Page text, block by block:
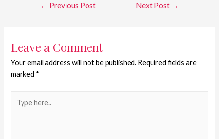
← Previous Post Next Post →
Leave a Comment
Your email address will not be published. Required fields are
marked *